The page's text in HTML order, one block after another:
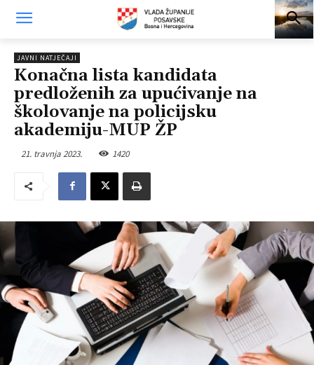
JAVNI NATJEČAJI
Konačna lista kandidata
predloženih za upućivanje na
školovanje na policijsku
akademiju-MUP ŽP
21. travnja 2023. 1420